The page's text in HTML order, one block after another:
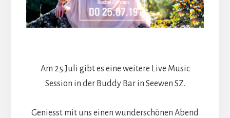
Am 25.Juli gibt es eine weitere Live Music
Session in der Buddy Bar in Seewen SZ.
Geniesst mit uns einen wunderschönen Abend